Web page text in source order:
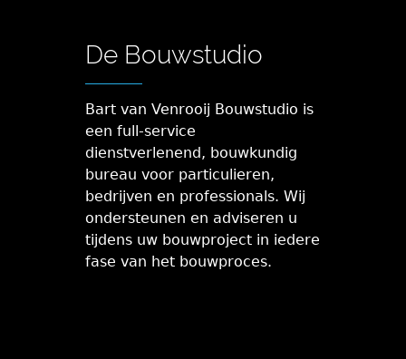
De Bouwstudio
Bart van Venrooij Bouwstudio is
een full-service
dienstverlenend, bouwkundig
bureau voor particulieren,
bedrijven en professionals. Wij
ondersteunen en adviseren u
tijdens uw bouwproject in iedere
fase van het bouwproces.